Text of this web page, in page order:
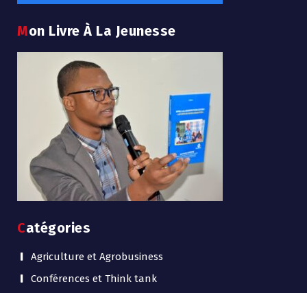
Mon Livre À La Jeunesse
Catégories
Agriculture et Agrobusiness
Conférences et Think tank